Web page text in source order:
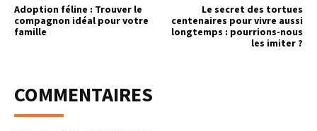
Adoption féline : Trouver le
compagnon idéal pour votre
famille
Le secret des tortues
centenaires pour vivre aussi
longtemps : pourrions-nous
les imiter ?
COMMENTAIRES